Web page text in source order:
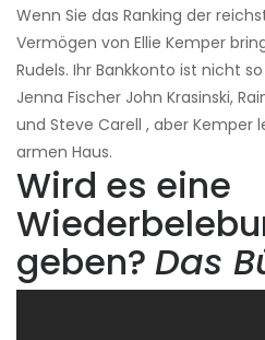
Wenn Sie das Ranking der
Vermögen von Ellie Kemper
Rudels. Ihr Bankkonto ist nicht
Jenna Fischer John Krasinski,
und Steve Carell , aber
armen Haus.
Wird es eine
geben? Das